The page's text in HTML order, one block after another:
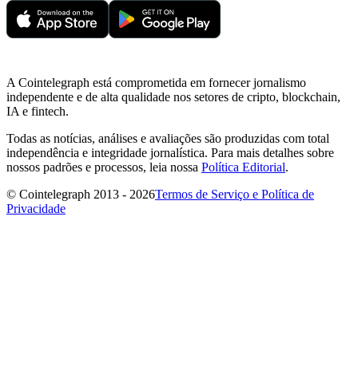
A Cointelegraph está comprometida em fornecer jornalismo
independente e de alta qualidade nos setores de cripto, blockchain,
IA e fintech.
Todas as notícias, análises e avaliações são produzidas com total
independência e integridade jornalística. Para mais detalhes sobre
nossos padrões e processos, leia nossa Política Editorial.
© Cointelegraph 2013 - 2026Termos de Serviço e Política de
Privacidade